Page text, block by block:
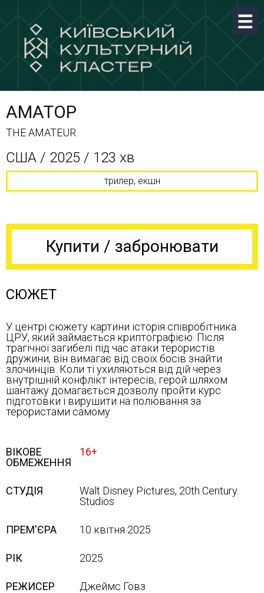
АМАТОР
THE AMATEUR
США / 2025 / 123 хв
трилер, екшн
Купити / забронювати
СЮЖЕТ
У центрі сюжету картини історія співробітника
ЦРУ, який займається криптографією. Після
трагічної загибелі під час атаки терористів
дружини, він вимагає від своїх босів знайти
злочинців. Коли ті ухиляються від дій через
внутрішній конфлікт інтересів, герой шляхом
шантажу домагається дозволу пройти курс
підготовки і вирушити на полювання за
терористами самому
ВІКОВЕ
ОБМЕЖЕННЯ
16+
СТУДІЯ
Walt Disney Pictures, 20th Century
Studios
ПРЕМ'ЄРА 10 квітня 2025
РІК 2025
РЕЖИСЕР Джеймс Говз